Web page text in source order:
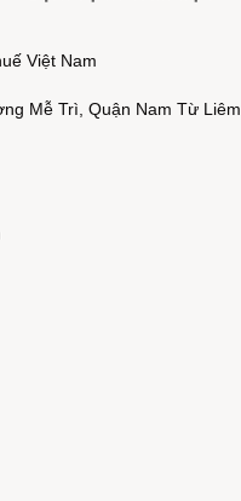
Việt Nam
Mễ Trì, Quận Nam Từ Liêm,